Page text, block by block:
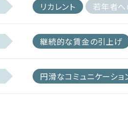
リカレント 若年者
継続的な賃金の引上げ
円滑なコミュニケーショ